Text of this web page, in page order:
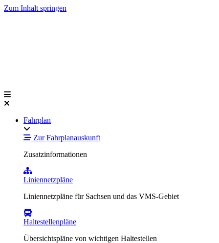
Zum Inhalt springen
Fahrplan
Zur Fahrplanauskunft
Zusatzinformationen
Liniennetzpläne
Liniennetzpläne für Sachsen und das VMS-Gebiet
Haltestellenpläne
Übersichtspläne von wichtigen Haltestellen